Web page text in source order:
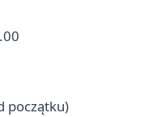
początku)